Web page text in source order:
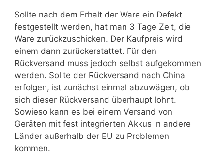
Sollte nach dem Erhalt der Ware ein Defekt
festgestellt werden, hat man 3 Tage Zeit, die
Ware zurückzuschicken. Der Kaufpreis wird
einem dann zurückerstattet. Für den
Rückversand muss jedoch selbst aufgekommen
werden. Sollte der Rückversand nach China
erfolgen, ist zunächst einmal abzuwägen, ob
sich dieser Rückversand überhaupt lohnt.
Sowieso kann es bei einem Versand von
Geräten mit fest integrierten Akkus in andere
Länder außerhalb der EU zu Problemen
kommen.